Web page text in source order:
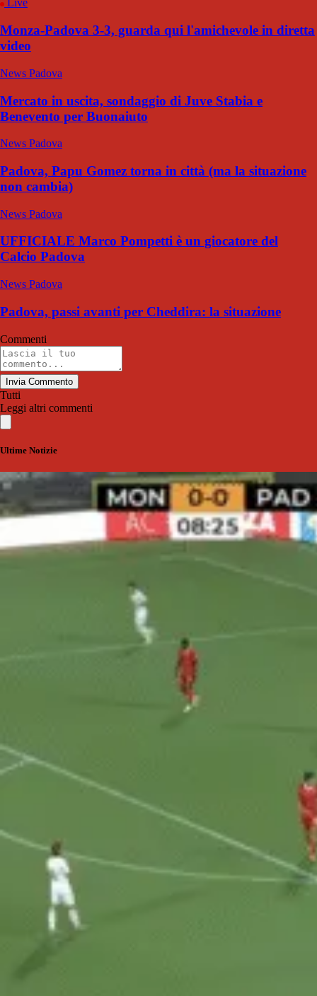
Live
Monza-Padova 3-3, guarda qui l'amichevole in diretta
video
News Padova
Mercato in uscita, sondaggio di Juve Stabia e
Benevento per Buonaiuto
News Padova
Padova, Papu Gomez torna in città (ma la situazione
non cambia)
News Padova
UFFICIALE Marco Pompetti è un giocatore del
Calcio Padova
News Padova
Padova, passi avanti per Cheddira: la situazione
Commenti
Invia Commento
Tutti
Leggi altri commenti
Ultime Notizie